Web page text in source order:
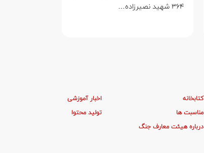
۳۶۴ شهید نصیرزاده…
کتابخانه
اخبار آموزشی
مناسبت ها
تولید محتوا
درباره هیئت معارف جنگ